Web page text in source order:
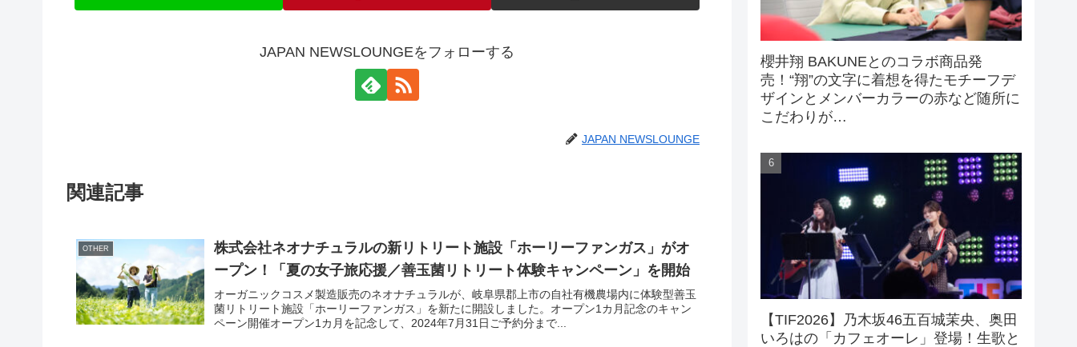
JAPAN NEWSLOUNGEをフォローする
JAPAN NEWSLOUNGE
関連記事
OTHER
株式会社ネオナチュラルの新リトリート施設「ホーリーファンガス」がオ
ープン！「夏の女子旅応援／善玉菌リトリート体験キャンペーン」を開始
オーガニックコスメ製造販売のネオナチュラルが、岐阜県郡上市の自社有機農場内に体験型善玉
菌リトリート施設「ホーリーファンガス」を新たに開設しました。オープン1カ月記念のキャン
ペーン開催オープン1カ月を記念して、2024年7月31日ご予約分まで...
櫻井翔 BAKUNEとのコラボ商品発
売！“翔”の文字に着想を得たモチーフデ
ザインとメンバーカラーの赤など随所に
こだわりが…
【TIF2026】乃木坂46五百城茉央、奥田
いろはの「カフェオーレ」登場！生歌と